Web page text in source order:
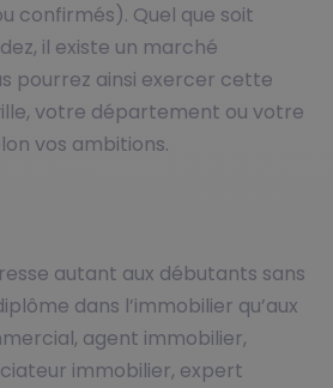
confirmés). Quel que soit
il existe un marché
pourrez ainsi exercer cette
votre département ou votre
vos ambitions.
autant aux débutants sans
dans l’immobilier qu’aux
agent immobilier,
immobilier, expert